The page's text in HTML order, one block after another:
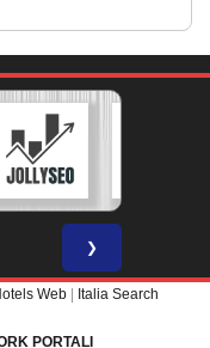
❯
Web Italia Search
PORTALI